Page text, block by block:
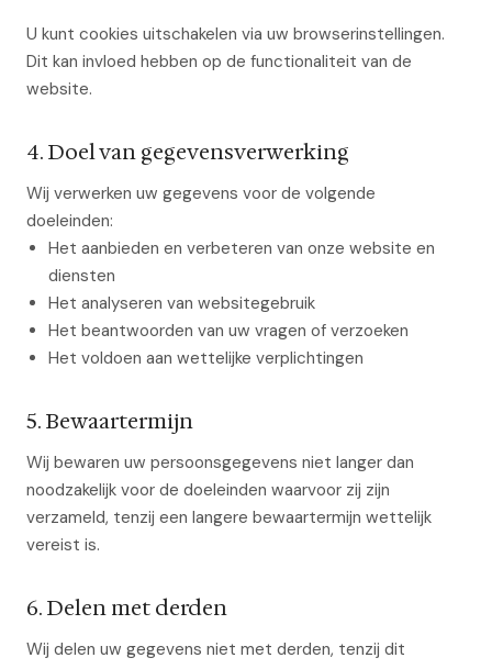
U kunt cookies uitschakelen via uw browserinstellingen.
Dit kan invloed hebben op de functionaliteit van de
website.
4. Doel van gegevensverwerking
Wij verwerken uw gegevens voor de volgende
doeleinden:
Het aanbieden en verbeteren van onze website en
diensten
Het analyseren van websitegebruik
Het beantwoorden van uw vragen of verzoeken
Het voldoen aan wettelijke verplichtingen
5. Bewaartermijn
Wij bewaren uw persoonsgegevens niet langer dan
noodzakelijk voor de doeleinden waarvoor zij zijn
verzameld, tenzij een langere bewaartermijn wettelijk
vereist is.
6. Delen met derden
Wij delen uw gegevens niet met derden, tenzij dit